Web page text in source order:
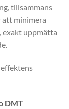
tillsammans
att minimera
exakt uppmätta
effektens
DMT